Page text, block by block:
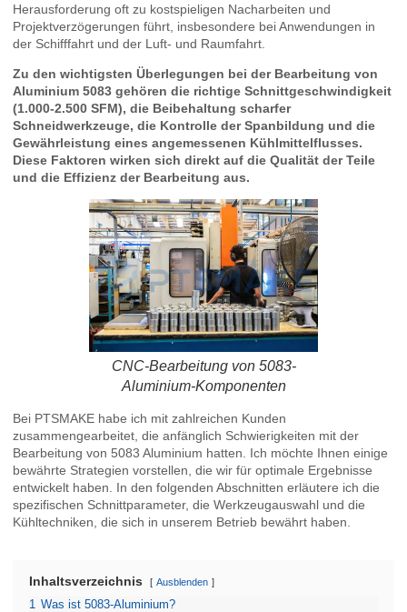
Herausforderung oft zu kostspieligen Nacharbeiten und
Projektverzögerungen führt, insbesondere bei Anwendungen in
der Schifffahrt und der Luft- und Raumfahrt.
Zu den wichtigsten Überlegungen bei der Bearbeitung von
Aluminium 5083 gehören die richtige Schnittgeschwindigkeit
(1.000-2.500 SFM), die Beibehaltung scharfer
Schneidwerkzeuge, die Kontrolle der Spanbildung und die
Gewährleistung eines angemessenen Kühlmittelflusses.
Diese Faktoren wirken sich direkt auf die Qualität der Teile
und die Effizienz der Bearbeitung aus.
CNC-Bearbeitung von 5083-
Aluminium-Komponenten
Bei PTSMAKE habe ich mit zahlreichen Kunden
zusammengearbeitet, die anfänglich Schwierigkeiten mit der
Bearbeitung von 5083 Aluminium hatten. Ich möchte Ihnen einige
bewährte Strategien vorstellen, die wir für optimale Ergebnisse
entwickelt haben. In den folgenden Abschnitten erläutere ich die
spezifischen Schnittparameter, die Werkzeugauswahl und die
Kühltechniken, die sich in unserem Betrieb bewährt haben.
Inhaltsverzeichnis Ausblenden
1
Was ist 5083-Aluminium?